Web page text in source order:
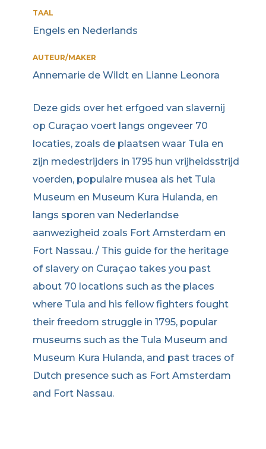
TAAL
Engels en Nederlands
AUTEUR/MAKER
Annemarie de Wildt en Lianne Leonora
Deze gids over het erfgoed van slavernij
op Curaçao voert langs ongeveer 70
locaties, zoals de plaatsen waar Tula en
zijn medestrijders in 1795 hun vrijheidsstrijd
voerden, populaire musea als het Tula
Museum en Museum Kura Hulanda, en
langs sporen van Nederlandse
aanwezigheid zoals Fort Amsterdam en
Fort Nassau. / This guide for the heritage
of slavery on Curaçao takes you past
about 70 locations such as the places
where Tula and his fellow fighters fought
their freedom struggle in 1795, popular
museums such as the Tula Museum and
Museum Kura Hulanda, and past traces of
Dutch presence such as Fort Amsterdam
and Fort Nassau.